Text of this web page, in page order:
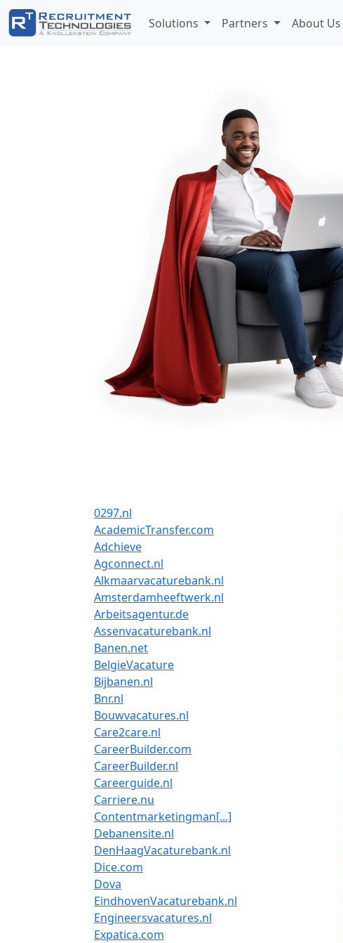
Solutions Partners About Us
0297.nl
AcademicTransfer.com
Adchieve
Agconnect.nl
Alkmaarvacaturebank.nl
Amsterdamheeftwerk.nl
Arbeitsagentur.de
Assenvacaturebank.nl
Banen.net
BelgieVacature
Bijbanen.nl
Bnr.nl
Bouwvacatures.nl
Care2care.nl
CareerBuilder.com
CareerBuilder.nl
Careerguide.nl
Carriere.nu
Contentmarketingman[...]
Debanensite.nl
DenHaagVacaturebank.nl
Dice.com
Dova
EindhovenVacaturebank.nl
Engineersvacatures.nl
Expatica.com